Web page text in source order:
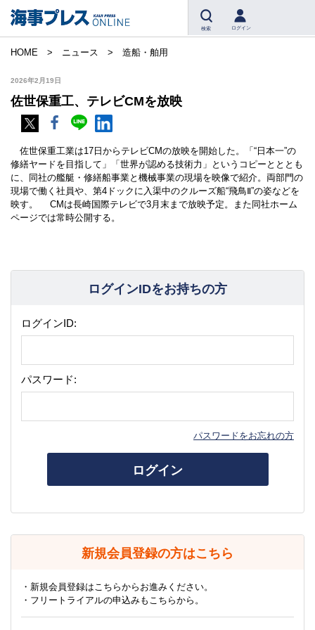
検索 ログイン
HOME ニュース 造船・舶用
2026年2月19日
佐世保重工、テレビCMを放映
佐世保重工業は17日からテレビCMの放映を開始した。「“日本一”の
修繕ヤードを目指して」「世界が認める技術力」というコピーとととも
に、同社の艦艇・修繕船事業と機械事業の現場を映像で紹介。両部門の
現場で働く社員や、第4ドックに入渠中のクルーズ船“飛鳥Ⅱ”の姿などを
映す。 CMは長崎国際テレビで3月末まで放映予定。また同社ホーム
ページでは常時公開する。
ログインIDをお持ちの方
ログインID:
パスワード:
パスワードをお忘れの方
ログイン
新規会員登録の方はこちら
・新規会員登録はこちらからお進みください。
・フリートライアルの申込みもこちらから。